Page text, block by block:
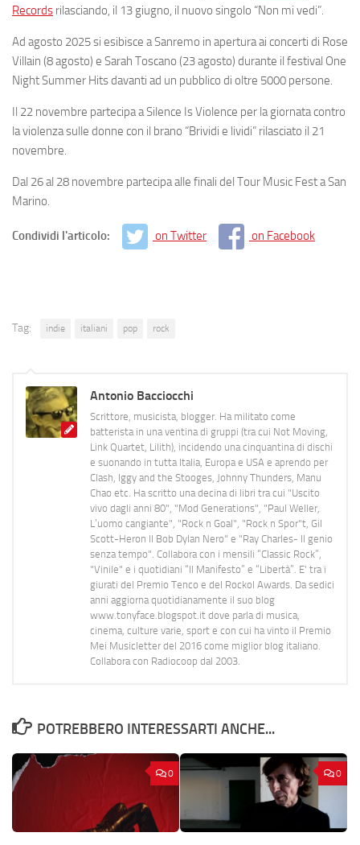
Records rilasciando, il 13 giugno, il nuovo singolo “Non mi vedi”.
Ad agosto 2025 si esibisce a Sanremo in apertura ai concerti di Rose
Villain (8 agosto) e Sarah Toscano (23 agosto) durante il festival One
Night Summer Hits davanti ad un pubblico di oltre 5000 persone.
Il 22 novembre partecipa a Silence Is Violence per la giornata contro
la violenza sulle donne con il brano “Brividi e lividi” rilasciato il 21
novembre.
Dal 26 al 28 novembre partecipa alle finali del Tour Music Fest a San
Marino.
Condividi l'articolo: on Twitter on Facebook
Tag: indie italiani pop rock
Antonio Bacciocchi
Scrittore, musicista, blogger. Ha militato come
batterista in una ventina di gruppi (tra cui Not Moving,
Link Quartet, Lilith), incidendo una cinquantina di dischi
e suonando in tutta Italia, Europa e USA e aprendo per
Clash, Iggy and the Stooges, Johnny Thunders, Manu
Chao etc. Ha scritto una decina di libri tra cui "Uscito
vivo dagli anni 80", "Mod Generations", "Paul Weller,
L’uomo cangiante", "Rock n Goal", "Rock n Spor"t, Gil
Scott-Heron Il Bob Dylan Nero" e "Ray Charles- Il genio
senza tempo". Collabora con i mensili “Classic Rock”,
"Vinile" e i quotidiani “Il Manifesto” e “Libertà”. E' tra i
giurati del Premio Tenco e del Rockol Awards. Da sedici
anni aggiorna quotidianamente il suo blog
www.tonyface.blogspot.it dove parla di musica,
cinema, culture varie, sport e con cui ha vinto il Premio
Mei Musicletter del 2016 come miglior blog italiano.
Collabora con Radiocoop dal 2003.
POTREBBERO INTERESSARTI ANCHE...
0 0